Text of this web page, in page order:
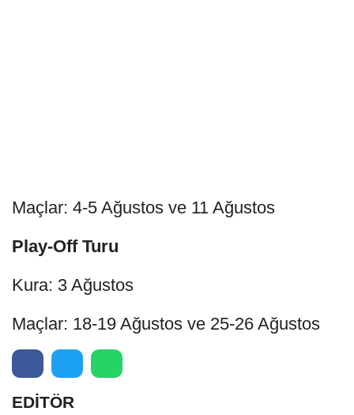
Maçlar: 4-5 Ağustos ve 11 Ağustos
Play-Off Turu
Kura: 3 Ağustos
Maçlar: 18-19 Ağustos ve 25-26 Ağustos
EDİTÖR